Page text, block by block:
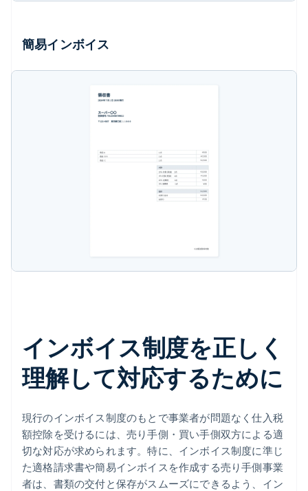
簡易インボイス
インボイス制度を正しく
理解して対応するために
現行のインボイス制度のもとで事業者が問題なく仕入税
額控除を受けるには、売り手側・買い手側双方による適
切な対応が求められます。特に、インボイス制度に準じ
た適格請求書や簡易インボイスを作成する売り手側事業
者は、書類の交付と保存がスムーズにできるよう、イン